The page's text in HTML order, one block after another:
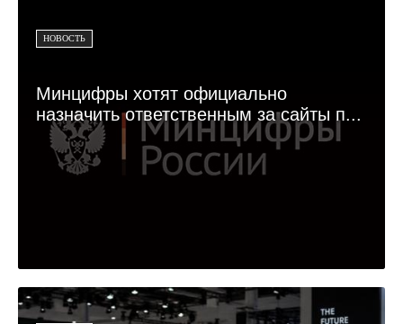
НОВОСТЬ
Минцифры хотят официально
назначить ответственным за сайты п...